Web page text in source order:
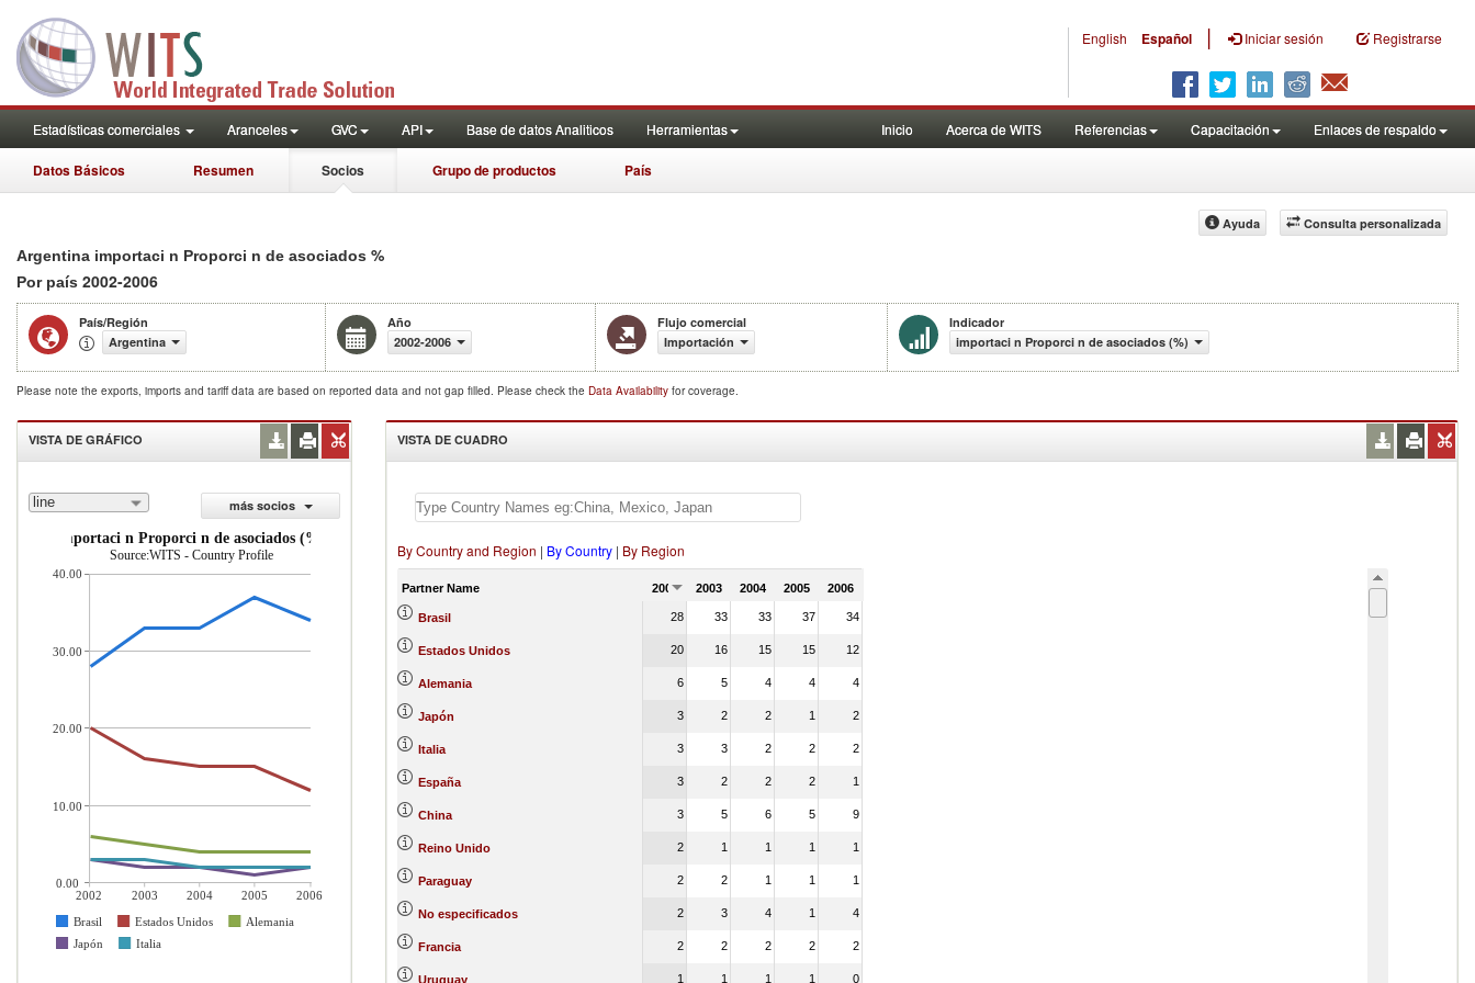
English Español | Iniciar sesión Registrarse
Estadísticas comerciales Aranceles GVC API Base de datos Analiticos Herramientas Inicio Acerca de WITS Referencias Capacitación Enlaces de respaldo
Datos Básicos Resumen Socios Grupo de productos País
Consulta personalizada
Ayuda
Argentina importaci n Proporci n de asociados %
Por país 2002-2006
País/Región
Argentina
Año
2002-2006
Flujo comercial
Importación
Indicador
importaci n Proporci n de asociados (%)
Please note the exports, imports and tariff data are based on reported data and not gap filled. Please check the Data Availability for coverage.
VISTA DE GRÁFICO
line
más socios
importaci n Proporci n de asociados (%)
Source:WITS - Country Profile
2002 2003 2004 2005
2006
Brasil
Estados Unidos
Alemania
Japón
Italia
40.00
30.00
20.00
10.00
0.00
VISTA DE CUADRO
By Country and Region | By Country | By Region
Partner Name 2002 2003 2004 2005 2006
Brasil 28 33 33 37 34
Estados Unidos 20 16 15 15 12
Alemania 6 5 4 4 4
Japón 3 2 2 1 2
Italia 3 3 2 2 2
España 3 2 2 2 1
China 3 5 6 5 9
Reino Unido 2 1 1 1 1
Paraguay 2 2 1 1 1
No especificados 2 3 4 1 4
Francia 2 2 2 2 2
Uruguay 1 1 1 1 0